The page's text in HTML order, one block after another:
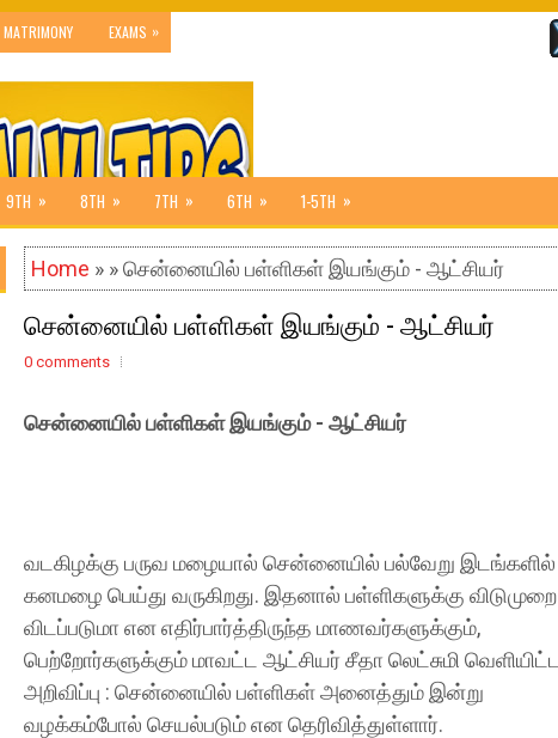
MATRIMONY EXAMS »
9TH » 8TH » 7TH » 6TH » 1-5TH »
Home » » சென்னையில் பள்ளிகள் இயங்கும் - ஆட்சியர்
சென்னையில் பள்ளிகள் இயங்கும் - ஆட்சியர்
0 comments
சென்னையில் பள்ளிகள் இயங்கும் - ஆட்சியர்
வடகிழக்கு பருவ மழையால் சென்னையில் பல்வேறு இடங்களில்
கனமழை பெய்து வருகிறது. இதனால் பள்ளிகளுக்கு விடுமுறை
விடப்படுமா என எதிர்பார்த்திருந்த மாணவர்களுக்கும்,
பெற்றோர்களுக்கும் மாவட்ட ஆட்சியர் சீதா லெட்சுமி வெளியிட்ட
அறிவிப்பு : சென்னையில் பள்ளிகள் அனைத்தும் இன்று
வழக்கம்போல் செயல்படும் என தெரிவித்துள்ளார்.